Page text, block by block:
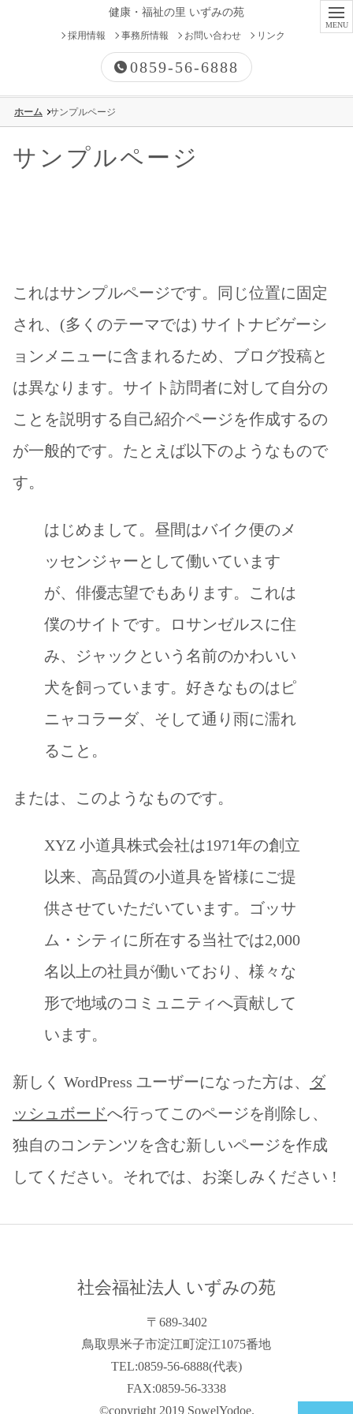
健康・福祉の里 いずみの苑
採用情報 事務所情報 お問い合わせ リンク
0859-56-6888
有料老人ホーム
高齢者向け優良賃貸住宅
グループホーム
居宅介護支援事業所
ホーム サンプルページ
サンプルページ
これはサンプルページです。同じ位置に固定
され、(多くのテーマでは) サイトナビゲーシ
ョンメニューに含まれるため、ブログ投稿と
は異なります。サイト訪問者に対して自分の
ことを説明する自己紹介ページを作成するの
が一般的です。たとえば以下のようなもので
す。
はじめまして。昼間はバイク便のメ
ッセンジャーとして働いています
が、俳優志望でもあります。これは
僕のサイトです。ロサンゼルスに住
み、ジャックという名前のかわいい
犬を飼っています。好きなものはピ
ニャコラーダ、そして通り雨に濡れ
ること。
または、このようなものです。
XYZ 小道具株式会社は1971年の創立
以来、高品質の小道具を皆様にご提
供させていただいています。ゴッサ
ム・シティに所在する当社では2,000
名以上の社員が働いており、様々な
形で地域のコミュニティへ貢献して
います。
新しく WordPress ユーザーになった方は、 ダ
ッシュボードへ行ってこのページを削除し、
独自のコンテンツを含む新しいページを作成
してください。それでは、お楽しみください !
社会福祉法人 いずみの苑
〒689-3402
鳥取県米子市淀江町淀江1075番地
TEL:0859-56-6888(代表)
FAX:0859-56-3338
©copyright 2019 SowelYodoe.